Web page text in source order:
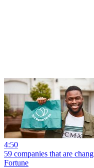
4:50
59 companies that are
Fortune